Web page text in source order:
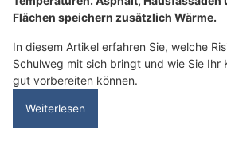
Flächen speichern zusätzlich Wärme.
In diesem Artikel erfahren Sie, welche
Schulweg mit sich bringt und wie Sie Ihr
gut vorbereiten können.
Weiterlesen